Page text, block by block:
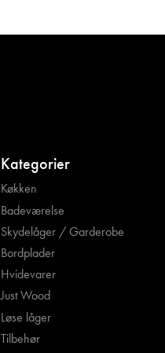
Kategorier
Køkken
Badeværelse
Skydelåger / Garderobe
Bordplader
Hvidevarer
Just Wood
Løse låger
Tilbehør